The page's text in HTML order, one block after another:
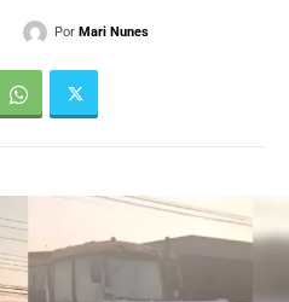
Por Mari Nunes